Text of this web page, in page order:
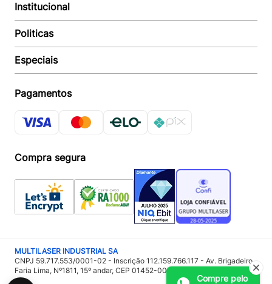
Compre pelo
Autoatendimento
Suporte e reparo
Acompanhar Entrega
Baixe o APP
Institucional
Quem somos
Revendedor
Seja um Revendedor
Trabalhe conosco
Responsabilidade Ambiental:
Imprensa
Politicas
Política de Entrega
Política de Pagamento
Política de Privacidade
Política Troca e Devolução
Regulamento de Cashback
Especiais
Multicoin
Pagamentos
Compra segura
MULTILASER INDUSTRIAL SA
CNPJ 59.717.553/0001-02 - Inscrição 112.159.766.117 - Av. Brigadeiro
Faria Lima, Nº1811, 15º andar, CEP 01452-001 - São Paulo – SP